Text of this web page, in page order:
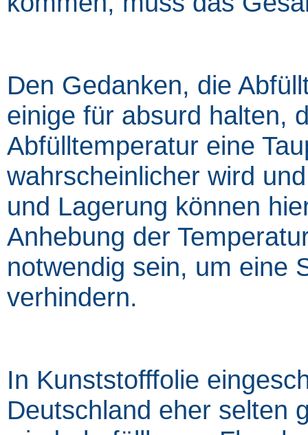
Den Gedanken, die
einige für absurd halten,
Abfülltemperatur eine
wahrscheinlicher wird
und Lagerung können
Anhebung der
notwendig sein, um eine
verhindern.
In Kunststofffolie
Deutschland eher selten